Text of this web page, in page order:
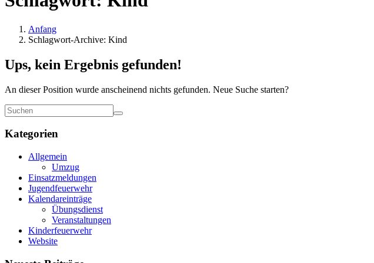
Anfang
Schlagwort-Archive: Kind
Ups, kein Ergebnis gefunden!
An dieser Position wurde anscheinend nichts gefunden. Neue Suche starten?
Kategorien
Allgemein
Umzug
Einsatzmeldungen
Jugendfeuerwehr
Kalendareinträge
Übungsdienst
Veranstaltungen
Kinderfeuerwehr
Website